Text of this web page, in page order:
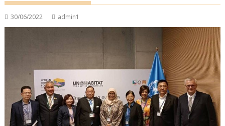
30/06/2022 admin1